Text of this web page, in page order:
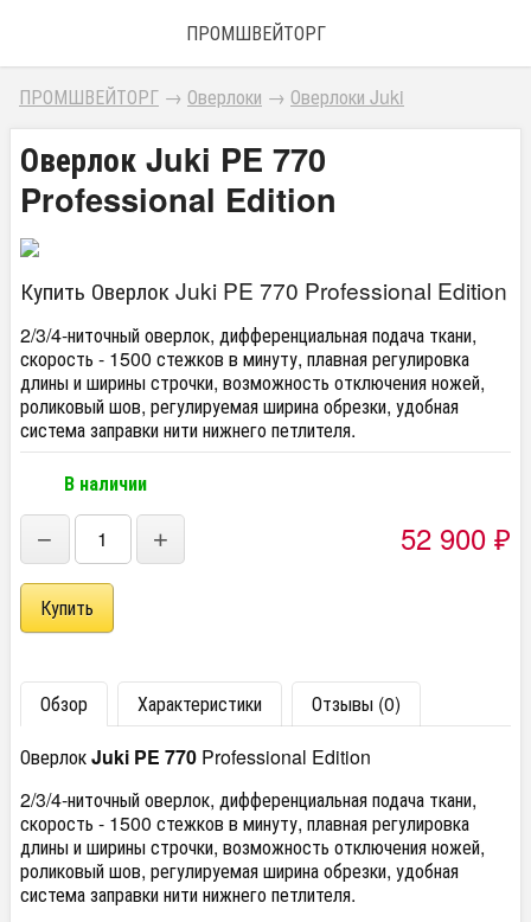
ПРОМШВЕЙТОРГ
ПРОМШВЕЙТОРГ → Оверлоки → Оверлоки Juki
Оверлок Juki PE 770
Professional Edition
Купить Оверлок Juki PE 770 Professional Edition
2/3/4-ниточный оверлок, дифференциальная подача ткани,
скорость - 1500 стежков в минуту, плавная регулировка
длины и ширины строчки, возможность отключения ножей,
роликовый шов, регулируемая ширина обрезки, удобная
система заправки нити нижнего петлителя.
В наличии
− + 52 900 ₽
Обзор Характеристики
Отзывы (0)
ОверлокJuki PE 770 Professional Edition
2/3/4-ниточный оверлок, дифференциальная подача ткани,
скорость - 1500 стежков в минуту, плавная регулировка
длины и ширины строчки, возможность отключения ножей,
роликовый шов, регулируемая ширина обрезки, удобная
система заправки нити нижнего петлителя.